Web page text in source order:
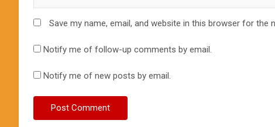
Save my name, email, and website in this browser for the
Notify me of follow-up comments by email.
Notify me of new posts by email.